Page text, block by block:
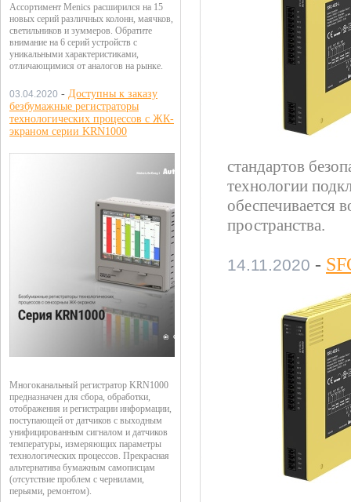
Ассортимент Menics расширился на 15
новых серий различных колонн, маячков,
светильников и зуммеров. Обратите
внимание на 6 серий устройств с
уникальными характеристиками,
отличающимися от аналогов на рынке.
03.04.2020 - Доступны к заказу
безбумажные регистраторы
технологических процессов с ЖК-
экраном серии KRN1000
Многоканальный регистратор KRN1000
предназначен для сбора, обработки,
отображения и регистрации информации,
поступающей от датчиков с выходным
унифицированным сигналом и датчиков
температуры, измеряющих параметры
технологических процессов. Прекрасная
альтернатива бумажным самописцам
(отсутствие проблем с чернилами,
перьями, ремонтом).
стандартов
технологии
обеспечивается
пространства.
14.11.2020 -